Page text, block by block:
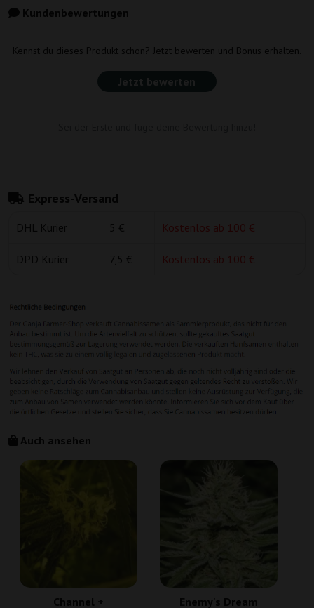
Kundenbewertungen
Kennst du dieses Produkt schon? Jetzt bewerten und Bonus erhalten.
Jetzt bewerten
Express-Versand
DHL Kurier 5 € Kostenlos ab 100 €
DPD Kurier 7,5 € Kostenlos ab 100 €
Auch ansehen
Channel + Enemy's Dream